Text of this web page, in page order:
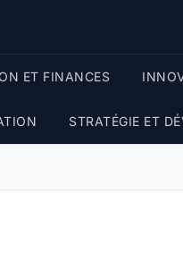
ET FINANCES
STRATÉGIE ET